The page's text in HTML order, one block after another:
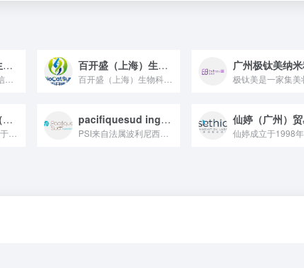
晟朗德（上海）生物科技有限公司
晟朗德 始终坚持“诚信双赢、品质至上”的原则、本着“追求卓越...
百开盛（上海）生物科技有限公司
百开盛（上海）生物科技有限公司由华东理工大学鲁华生物技术研究...
一苇堂检测科技（上海）有限公司
一苇评测是一家致力于为客户提供全方位化妆品研发与创新的CRO...
pacifiquesud ingredient
PSI来自法属波利尼西亚，20多年专注开发当地植物及矿物质...